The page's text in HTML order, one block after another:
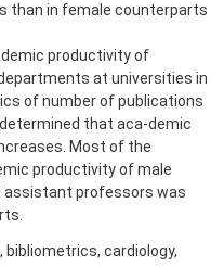
than in female counterparts
productivity of
at universities in
of number of publications
that aca-demic
Most of the
productivity of male
assistant professors was
cardiology,